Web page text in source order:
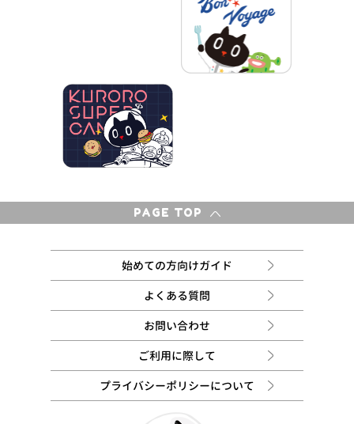
PAGE TOP
始めての方向けガイド
よくある質問
お問い合わせ
ご利用に際して
プライバシーポリシーについて